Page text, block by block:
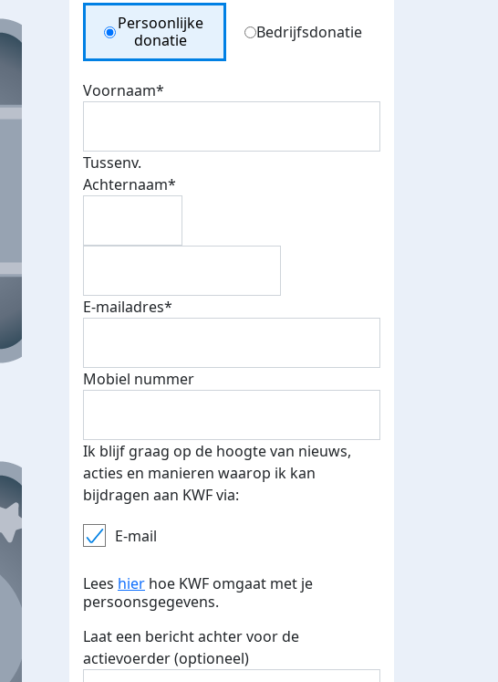
E-mails verstuurd
€500 euro opgehaald: t-shirt
Donation Type
Persoonlijke
donatie
Bedrijfsdonatie
Voornaam*
Tussenv.
Achternaam*
E-mailadres*
Mobiel nummer
Ik blijf graag op de hoogte van nieuws,
acties en manieren waarop ik kan
bijdragen aan KWF via:
E-mail
Lees hier hoe KWF omgaat met je
persoonsgegevens.
Laat een bericht achter voor de
actievoerder (optioneel)